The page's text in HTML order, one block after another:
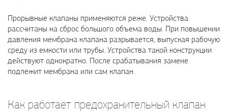
Прорывные клапаны применяются реже. Устройства
рассчитаны на сброс большого объема воды. При повышении
давления мембрана клапана разрывается, выпуская рабочую
среду из емкости или трубы. Устройства такой конструкции
действуют однократно. После срабатывания замене
подлежит мембрана или сам клапан.
Как работает предохранительный клапан